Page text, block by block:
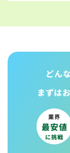
どん
まずは
業界
最安値
に挑戦